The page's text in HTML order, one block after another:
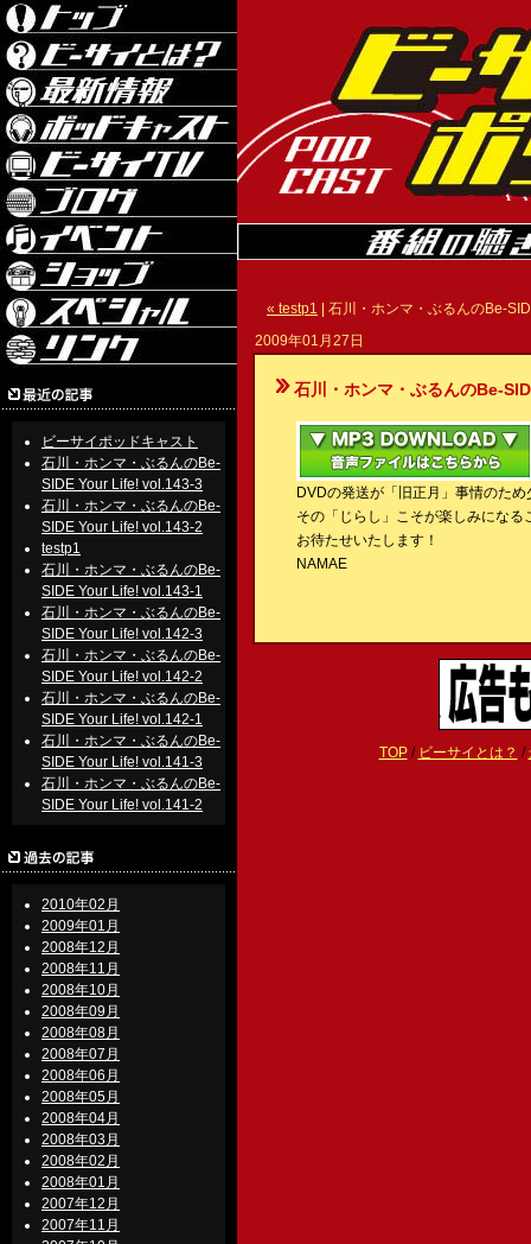
ビーサイポッドキャスト
石川・ホンマ・ぶるんのBe-
SIDE Your Life! vol.143-3
石川・ホンマ・ぶるんのBe-
SIDE Your Life! vol.143-2
testp1
石川・ホンマ・ぶるんのBe-
SIDE Your Life! vol.143-1
石川・ホンマ・ぶるんのBe-
SIDE Your Life! vol.142-3
石川・ホンマ・ぶるんのBe-
SIDE Your Life! vol.142-2
石川・ホンマ・ぶるんのBe-
SIDE Your Life! vol.142-1
石川・ホンマ・ぶるんのBe-
SIDE Your Life! vol.141-3
石川・ホンマ・ぶるんのBe-
SIDE Your Life! vol.141-2
2010年02月
2009年01月
2008年12月
2008年11月
2008年10月
2008年09月
2008年08月
2008年07月
2008年06月
2008年05月
2008年04月
2008年03月
2008年02月
2008年01月
2007年12月
2007年11月
« testp1 | 石川・ホンマ・ぶるんのBe-
2009年01月27日
石川・ホンマ・ぶるんのBe-
DVDの発送が「旧正月」事情のた
その「じらし」こそが楽しみになる
お待たせいたします！
NAMAE
TOP/ ビーサイとは？ /